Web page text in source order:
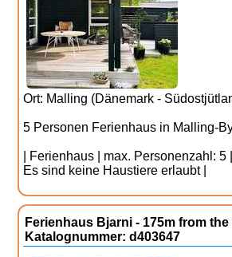
Ort: Malling (Dänemark -
5 Personen Ferienhaus in Malling-
| Ferienhaus | max. Personenzahl: 5
Es sind keine Haustiere erlaubt |
Ferienhaus Bjarni - 175m from the
Katalognummer: d403647